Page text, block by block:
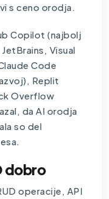
s ceno orodja.
Copilot (najbolj
Visual
Code
Replit
Overflow
da AI orodja
so del
dobro
operacije, API